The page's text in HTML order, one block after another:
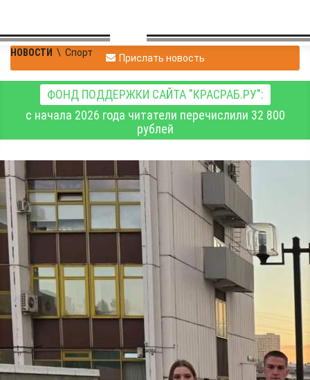
НОВОСТИ \ Спорт Прислать новость
ФОНД ПОДДЕРЖКИ САЙТА "КРАСРАБ.РУ":
с начала 2026 года читатели перечислили 32 800
рублей
Красноярские студенты
заняли третье место
всероссийских
соревнований по
нардам
Спорт